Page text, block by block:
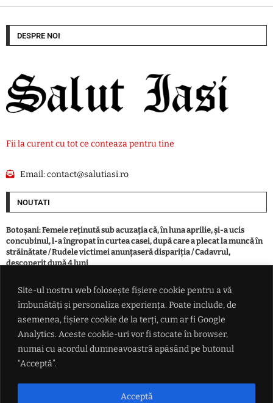
Site-ul nostru web folosește fișiere cookie pentru a vă
îmbunătăți și personaliza experiența. Poate include, de
asemenea, fișiere cookie de la terți, cum ar fi Google
Analytics. Aceste cookie-uri vor fi stocate în browser,
numai cu acordul dumneavoastră apăsând pe butonul
“Acceptă”.
Acceptă
DESPRE NOI
Fii la curent cu tot ce conteaza pentru tine
Email:contact@salutiasi.ro
NOUTATI
Botoşani: Femeie reţinută sub acuzaţia că, în luna aprilie, şi-a ucis
concubinul, l-a îngropat în curtea casei, după care a plecat la muncă în
străinătate / Rudele victimei anunţaseră dispariţia / Cadavrul,
descoperit după 4 luni
Record: După Spania, se trece masiv și în Regatul Unit. 230 de migranți
au traversat Canalul Mânecii într-o singură barcă
Hramul satului Mircești 2026. Programul evenimentului din 15 și 16
august
Avertisment: Căldura extremă ar putea șterge aproape toată creșterea
economică a Europei în 2026. Pierderi de până la 180 de miliarde de